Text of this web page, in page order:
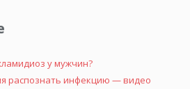
у мужчин?
распознать инфекцию — видео